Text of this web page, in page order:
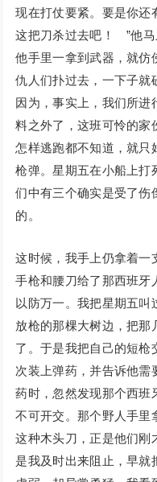
现在打仗要紧。要是你还
这把刀杀过去吧！ ”他马
他手里一拿到武器，就仿
仇人们扑过去，一下子就
因为，事实上，我们所进
料之外了，这班可怜的家
怎样逃跑都不知道，就只
枪弹。星期五在小船上打
们中有三个确实是受了伤
的。
这时候，我手上仍拿着一
手枪和腰刀给了那西班牙
以防万一。我把星期五叫
放枪的那棵大树边，把那
了。于是我把自己的短枪
次装上弹药，并告诉他需
药时，忽然发现那个西班
不可开交。那个野人手里
这种木头刀，正是他们刚
是我及时出来阻止，早就